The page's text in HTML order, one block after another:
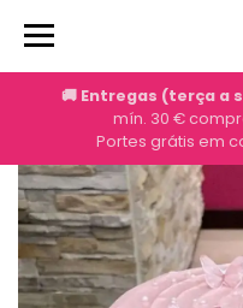
🚚 Entregas (terça a
mín. 30 €
Portes grátis em